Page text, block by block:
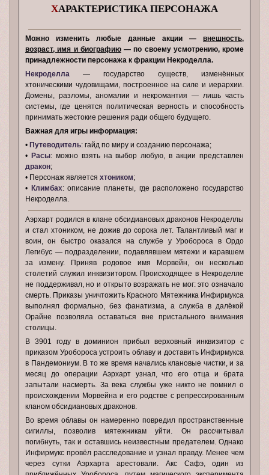
ХАРАКТЕРИСТИКА ПЕРСОНАЖА
Можно изменить любые данные акции — внешность,
возраст, имя и биографию— по своему усмотрению, кроме
принадлежности персонажа к фракции Некроделла.
Некроделла — государство существ, изменённых
хтоническими чудовищами, построенное на силе и иерархии.
Домены, разломы, аномалии и некромантия — лишь часть
системы, где ценятся политическая верность и способность
принимать жестокие решения ради общего будущего.
Важная для игры информация:
• Путеводитель: гайд по миру и созданию персонажа;
• Расы: можно взять на выбор любую, в акции представлен
дракон;
• Персонаж является хтоником;
• Климбах: описание планеты, где расположено государство
Некроделла.
Аэрхарт родился в клане обсидиановых драконов Некроделлы
и стал хтоником, не дожив до сорока лет. Талантливый маг и
воин, он быстро оказался на службе у Уробороса в Ордо
Легибус — подразделении, подавлявшем мятежи и каравшем
за измену. Приняв родовое имя Морвейн, он несколько
столетий служил инквизитором. Происходящее в Некроделле
не поддерживал, но и открыто возражать не мог: это означало
смерть. Приказы уничтожить Красного Мятежника Инфирмукса
выполнял формально, без фанатизма, а служба в далёкой
Орайне позволяла оставаться вне пристального внимания
столицы.
В 3901 году в доминион прибыл верховный инквизитор с
приказом Уробороса устроить облаву и доставить Инфирмукса
в Пандемониум. В то же время начались клановые чистки, и за
месяц до операции Аэрхарт узнал, что его отца и брата
запытали насмерть. За века службы уже никто не помнил о
происхождении Морвейна и его родстве с репрессированным
кланом обсидиановых драконов.
Во время облавы он намеренно повредил пространственные
сигиллы, позволив мятежникам уйти. Он рассчитывал
погибнуть, так и оставшись неизвестным предателем. Однако
Инфирмукс провёл расследование и узнал правду. Менее чем
через сутки Аэрхарта арестовали. Акс Сафэ, один из